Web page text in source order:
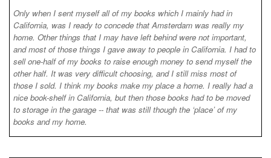
Only when I sent myself all of my books which I mainly had in
California, was I ready to concede that Amsterdam was really my
home. Other things that I may have left behind were not important,
and most of those things I gave away to people in California. I had to
sell one-half of my books to raise enough money to send myself the
other half. It was very difficult choosing, and I still miss most of
those I sold. I think my books make my place a home. I really had a
nice book-shelf in California, but then those books had to be moved
to storage in the garage -- that was still though the ‘place’ of my
books and my home.